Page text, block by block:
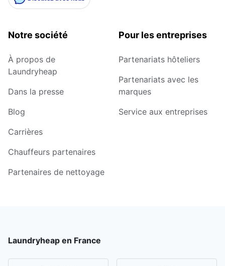
Notre société
À propos de
Laundryheap
Dans la presse
Blog
Carrières
Chauffeurs partenaires
Partenaires de nettoyage
Pour les entreprises
Partenariats hôteliers
Partenariats avec les
marques
Service aux entreprises
Laundryheap en France